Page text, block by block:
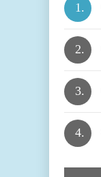
1.
2.
3.
4.